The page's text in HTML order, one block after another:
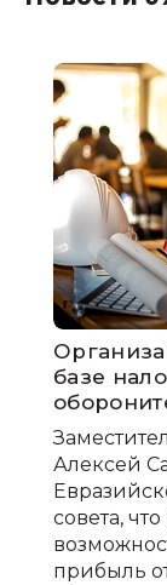
базе
Алексей
совета,
прибыль